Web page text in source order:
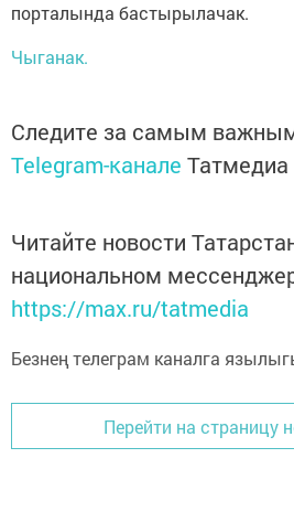
порталында бастырылачак.
Чыганак.
Следите за самым
Telegram-канале Татмедиа
Читайте новости
национальном
https://max.ru/tatmedia
Безнең телеграм каналга
Перейти на страницу